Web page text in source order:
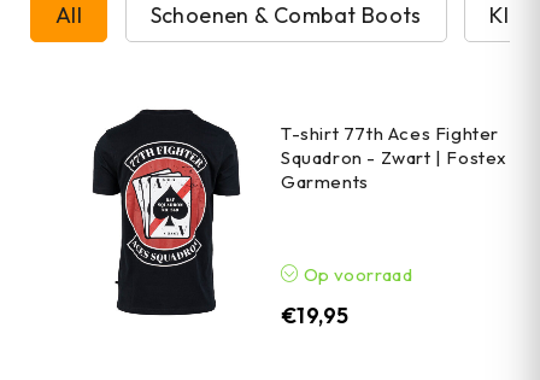
All Schoenen & Combat Boots
T-shirt 77th Aces Fighter
Squadron - Zwart | Fostex
Garments
Op voorraad
€19,95